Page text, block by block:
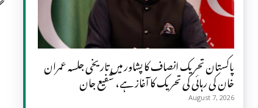
پاکستان تحریک انصاف کا پشاور میں تاریخی جلسہ عمران
خان کی رہائی کی تحریک کا آغاز ہے، شفیع جان
August 7, 2026